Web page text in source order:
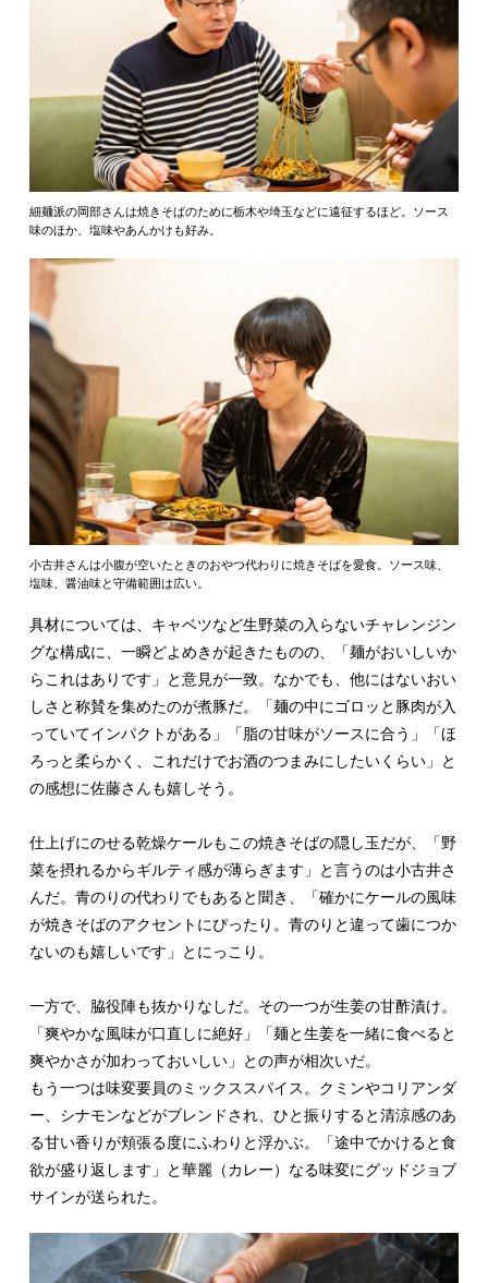
細麺派の岡部さんは焼きそばのために栃木や埼玉などに遠征するほど。ソース
味のほか、塩味やあんかけも好み。
小古井さんは小腹が空いたときのおやつ代わりに焼きそばを愛食。ソース味、
塩味、醤油味と守備範囲は広い。
具材については、キャベツなど生野菜の入らないチャレンジン
グな構成に、一瞬どよめきが起きたものの、「麺がおいしいか
らこれはありです」と意見が一致。なかでも、他にはないおい
しさと称賛を集めたのが煮豚だ。「麺の中にゴロッと豚肉が入
っていてインパクトがある」「脂の甘味がソースに合う」「ほ
ろっと柔らかく、これだけでお酒のつまみにしたいくらい」と
の感想に佐藤さんも嬉しそう。
仕上げにのせる乾燥ケールもこの焼きそばの隠し玉だが、「野
菜を摂れるからギルティ感が薄らぎます」と言うのは小古井さ
んだ。青のりの代わりでもあると聞き、「確かにケールの風味
が焼きそばのアクセントにぴったり。青のりと違って歯につか
ないのも嬉しいです」とにっこり。
一方で、脇役陣も抜かりなしだ。その一つが生姜の甘酢漬け。
「爽やかな風味が口直しに絶好」「麺と生姜を一緒に食べると
爽やかさが加わっておいしい」との声が相次いだ。
もう一つは味変要員のミックススパイス。クミンやコリアンダ
ー、シナモンなどがブレンドされ、ひと振りすると清涼感のあ
る甘い香りが頬張る度にふわりと浮かぶ。「途中でかけると食
欲が盛り返します」と華麗（カレー）なる味変にグッドジョブ
サインが送られた。